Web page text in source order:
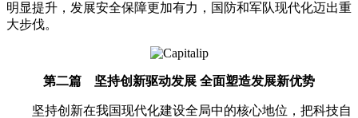
明显提升，发展安全保障更加有力，国防和军队现代化迈出重
大步伐。
第二篇 坚持创新驱动发展 全面塑造发展新优势
坚持创新在我国现代化建设全局中的核心地位，把科技自